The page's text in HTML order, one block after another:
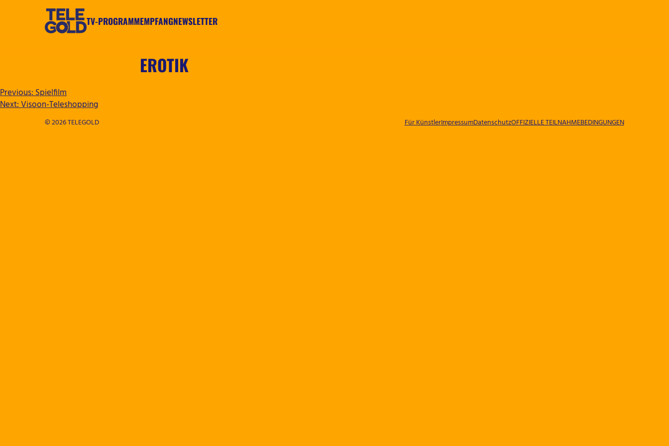
TV-PROGRAMMEMPFANGNEWSLETTER
EROTIK
BEITRAGSNAVIGATION
Previous:Spielfilm
Next:Visoon-Teleshopping
© 2026 TELEGOLD Für KünstlerImpressumDatenschutzOFFIZIELLE TEILNAHMEBEDINGUNGEN